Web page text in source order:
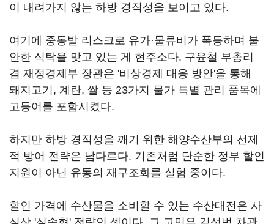
이 내려가지 않는 하방 경직성을 보이고 있다.
여기에 중동발 리스크로 유가·물류비가 폭등하며 불
안한 식탁을 맞고 있는 게 현주소다. 구윤철 부총리
겸 재정경제부 장관은 '비상경제 대응 방안'을 통해
돼지고기, 계란, 쌀 등 23가지 물가 특별 관리 품목에
고등어를 포함시켰다.
하지만 하방 경직성을 깨기 위한 해양수산부의 선제
적 방어 전략은 남다르다. 기존처럼 단순한 정부 할인
지원이 아닌 유통의 재구조화를 실험 중이다.
할인 가격에 수산물을 소비할 수 있는 수산대전은 사